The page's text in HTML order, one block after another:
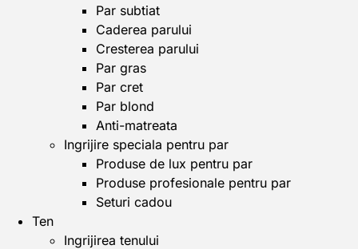
Par subtiat
Caderea parului
Cresterea parului
Par gras
Par cret
Par blond
Anti-matreata
Ingrijire speciala pentru par
Produse de lux pentru par
Produse profesionale pentru par
Seturi cadou
Ten
Ingrijirea tenului